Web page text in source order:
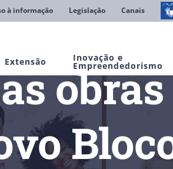
à informação Legislação Canais
Extensão Inovação e
Empreendedorismo